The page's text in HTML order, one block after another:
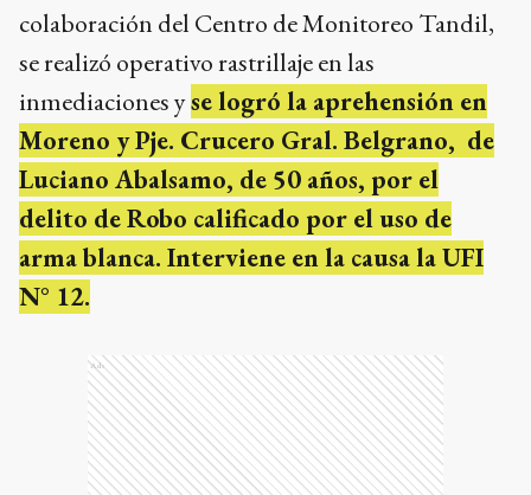
colaboración del Centro de Monitoreo Tandil,
se realizó operativo rastrillaje en las
inmediaciones yse logró la aprehensión en
Moreno y Pje. Crucero Gral. Belgrano, de
Luciano Abalsamo, de 50 años, por el
delito de Robo calificado por el uso de
arma blanca. Interviene en la causa la UFI
N° 12.
Ads